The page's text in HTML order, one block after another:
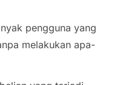
pengguna yang
melakukan apa-